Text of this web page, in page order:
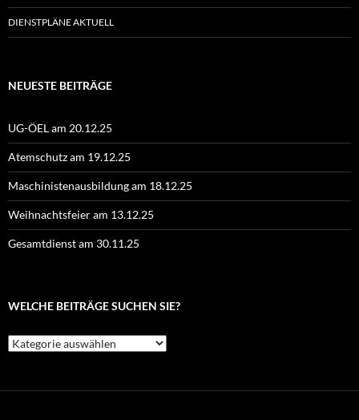
DIENSTPLÄNE AKTUELL
NEUESTE BEITRÄGE
UG-ÖEL am 20.12.25
Atemschutz am 19.12.25
Maschinistenausbildung am 18.12.25
Weihnachtsfeier am 13.12.25
Gesamtdienst am 30.11.25
WELCHE BEITRÄGE SUCHEN SIE?
Welche
Beiträge